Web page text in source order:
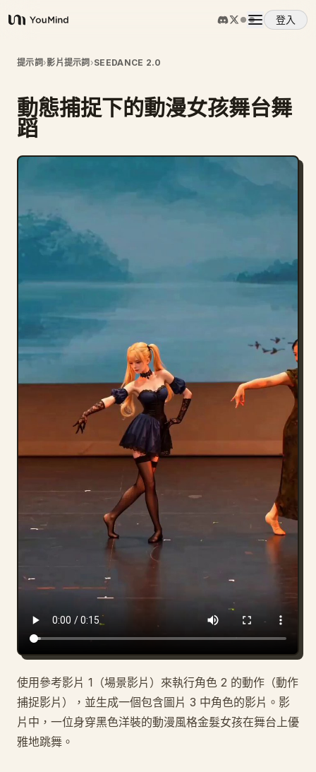
YouMind
登入
概覽
使用案例
技能
部落格
更新
提示詞›影片提示詞 ›SEEDANCE 2.0
動態捕捉下的動漫女孩舞台舞
蹈
使用參考影片 1（場景影片）來執行角色 2 的動作（動作
捕捉影片），並生成一個包含圖片 3 中角色的影片。影
片中，一位身穿黑色洋裝的動漫風格金髮女孩在舞台上優
雅地跳舞。